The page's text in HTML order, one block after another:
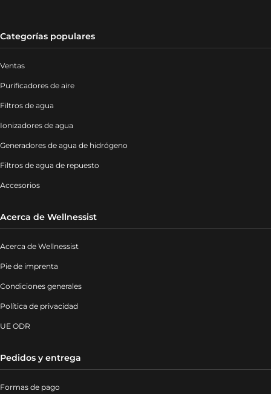
Categorías populares
Ventas
Purificadores de aire
Filtros de agua
Ionizadores de agua
Generadores de agua de hidrógeno
Filtros de agua de repuesto
Accesorios
Acerca de Wellnessist
Acerca de Wellnessist
Pie de imprenta
Condiciones generales
Política de privacidad
UE ODR
Pedidos y entrega
Formas de pago